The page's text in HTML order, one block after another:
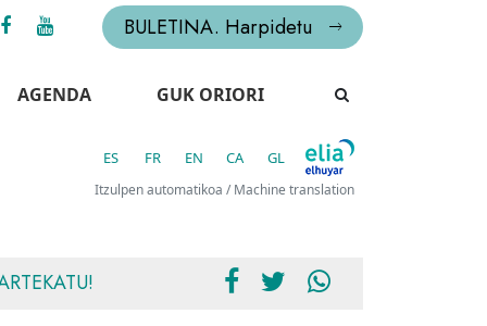
BULETINA. Harpidetu
AGENDA GUK ORIORI
ES FR EN CA GL
Itzulpen automatikoa / Machine translation